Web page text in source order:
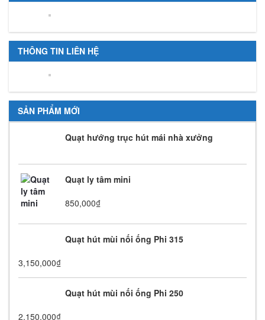
THÔNG TIN LIÊN HỆ
SẢN PHẨM MỚI
Quạt hướng trục hút mái nhà xưởng
Quạt ly tâm mini
850,000₫
Quạt hút mùi nối ống Phi 315
3,150,000₫
Quạt hút mùi nối ống Phi 250
2,150,000₫